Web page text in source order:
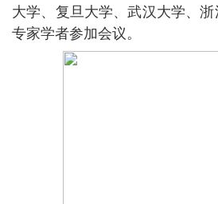
大学、复旦大学、武汉大学、
专家学者参加会议。